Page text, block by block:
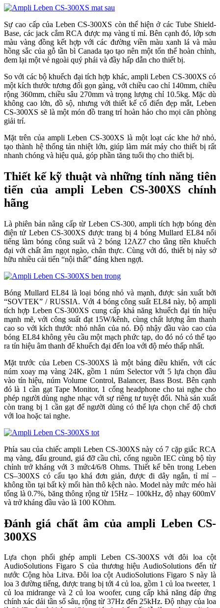
Sự cao cấp của Leben CS-300XS còn thể hiện ở các Tube Shield-
Base, các jack cắm RCA được mạ vàng tỉ mỉ. Bên cạnh đó, lớp sơn
màu vàng đồng kết hợp với các đường viền màu xanh lá và màu
hồng sắc của gỗ tần bì Canada tạo tạo nên một tổn thể hoàn chỉnh,
đem lại một vẻ ngoài quý phái và đầy hấp dẫn cho thiết bị.
So với các bộ khuếch đại tích hợp khác, ampli Leben CS-300XS có
một kích thước tương đối gọn gàng, với chiều cao chỉ 140mm, chiều
rộng 360mm, chiều sâu 270mm và trọng lượng chỉ 10.5kg. Mặc dù
không cao lớn, đồ sộ, nhưng với thiết kế cổ điển đẹp mắt, Leben
CS-300XS sẽ là một món đồ trang trí hoàn hảo cho mọi căn phòng
giải trí.
Mặt trên của ampli Leben CS-300XS là một loạt các khe hở nhỏ,
tạo thành hệ thống tản nhiệt lớn, giúp làm mát máy cho thiết bị rất
nhanh chóng và hiệu quả, góp phần tăng tuổi thọ cho thiết bị.
Thiết kế kỹ thuật và những tính năng tiên
tiến của ampli Leben CS-300XS chính
hãng
Là phiên bản nâng cấp từ Leben CS-300, ampli tích hợp bóng đèn
điện tử Leben CS-300XS được trang bị 4 bóng Mullard EL84 nổi
tiếng làm bóng công suất và 2 bóng 12AZ7 cho tầng tiền khuếch
đại với chất âm ngọt ngào, chân thực. Cùng với đó, thiết bị này sở
hữu nhiều cải tiến “nội thất” đáng khen ngợi.
Bóng Mullard EL84 là loại bóng nhỏ và mạnh, được sản xuất bởi
“SOVTEK” / RUSSIA. Với 4 bóng công suất EL84 này, bộ ampli
tích hợp Leben CS-300XS cung cấp khả năng khuếch đại tín hiệu
mạnh mẽ, với công suất đạt 15W/kênh, cùng chất lượng âm thanh
cao so với kích thước nhỏ nhắn của nó. Độ nhậy đầu vào cao của
bóng EL84 không yêu cầu một mạch phức tạp, do đó nó có thể tạo
ra tín hiệu âm thanh để khuếch đại đến loa với độ méo thấp nhất.
Mặt trước của Leben CS-300XS là một bảng điều khiển, với các
núm xoay mạ vàng 24K, gồm 1 núm Selector với 5 lựa chọn đầu
vào tín hiệu, núm Volume Control, Balancer, Bass Bost. Bên cạnh
đó là 1 cần gạt Tape Monitor, 1 cổng headphone cho tai nghe cho
phép người dùng nghe nhạc với sự riêng tư tuyệt đối. Nhà sản xuất
còn trang bị 1 cần gạt để người dùng có thể lựa chọn chế độ chơi
với loa hoặc tai nghe.
Phía sau của chiếc ampli Leben CS-300XS này có 7 cặp giắc RCA
mạ vàng, đấu ground, giá đỡ cầu chì, cổng nguồn IEC cùng bộ tùy
chỉnh trở kháng với 3 mức4/6/8 Ohms. Thiết kế bên trong Leben
CS–300XS có cấu tạo khá đơn giản, được đi dây ngắn, tỉ mỉ –
không tồn tại bất kỳ mối hàn thô kệch nào. Model này mức méo hài
tổng là 0.7%, băng thông rộng từ 15Hz – 100kHz, độ nhạy 600mV
và trở kháng đầu vào là 100 KOhm.
Đánh giá chất âm của ampli Leben CS-
300XS
Lựa chọn phối ghép ampli Leben CS-300XS với đôi loa cột
AudioSolutions Figaro S của thương hiệu AudioSolutions đến từ
nước Cộng hòa Litva. Đôi loa cột AudioSolutions Figaro S này là
loa 3 đường tiếng, được trang bị tới 4 củ loa, gồm 1 củ loa tweeter, 1
củ loa midrange và 2 củ loa woofer, cung cấp khả năng đáp ứng
chính xác dải tần số sâu, rộng từ 37Hz đến 25kHz. Độ nhạy của loa